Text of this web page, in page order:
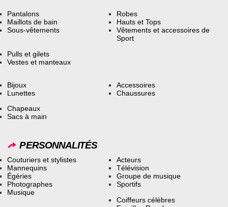
Pantalons
Maillots de bain
Sous-vêtements
Robes
Hauts et Tops
Vêtements et accessoires de
Sport
Pulls et gilets
Vestes et manteaux
Bijoux
Lunettes
Accessoires
Chaussures
Chapeaux
Sacs à main
PERSONNALITÉS
Couturiers et stylistes
Mannequins
Égéries
Photographes
Musique
Acteurs
Télévision
Groupe de musique
Sportifs
Coiffeurs célèbres